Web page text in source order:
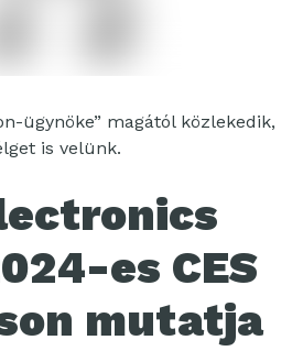
ügynöke” magától közlekedik,
is velünk.
es CES
mutatja